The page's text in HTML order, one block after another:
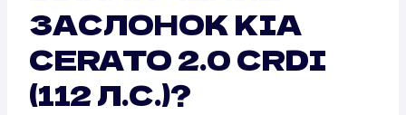
ЗАСЛОНОК KIA
CERATO 2.0 CRDI
(112 Л.С.)?